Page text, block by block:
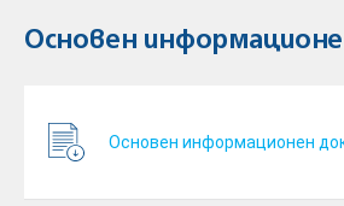
Основен
Основен информационен